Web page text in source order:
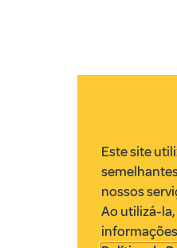
Este site
nossos
Ao utilizá-